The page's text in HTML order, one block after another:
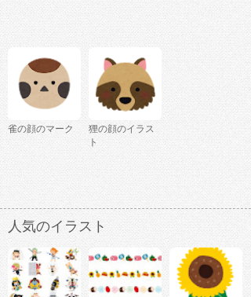
雀の顔のマーク
狸の顔のイラス
ト
人気のイラスト